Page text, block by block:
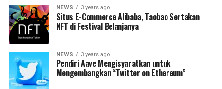
NEWS 3 years ago
Situs E-Commerce Alibaba, Taobao Sertakan
NFT di Festival Belanjanya
NEWS 3 years ago
Pendiri Aave Mengisyaratkan untuk
Mengembangkan “Twitter on Ethereum”